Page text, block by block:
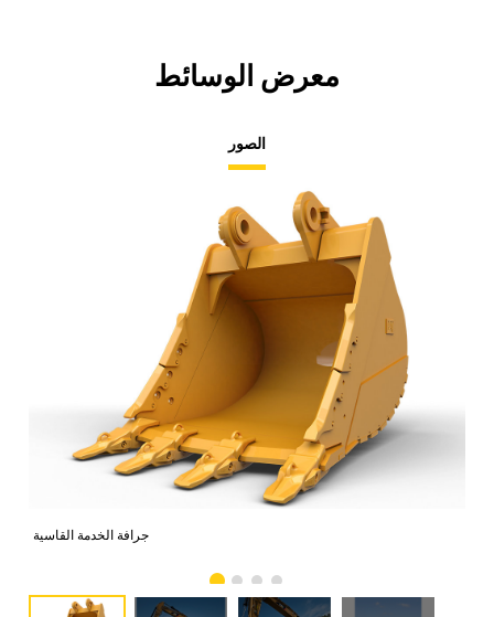
معرض الوسائط
الصور
جرافة الخدمة القاسية